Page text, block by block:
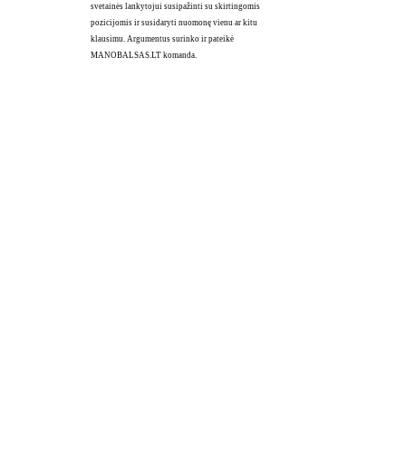
svetainės lankytojui susipažinti su skirtingomis
pozicijomis ir susidaryti nuomonę vienu ar kitu
klausimu. Argumentus surinko ir pateikė
MANOBALSAS.LT komanda.